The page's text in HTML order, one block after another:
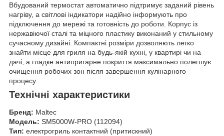
Вбудований термостат автоматично підтримує заданий рівень
нагріву, а світлові індикатори надійно інформують про
підключення до мережі та готовність до роботи. Корпус із
нержавіючої сталі та міцного пластику виконаний у стильному
сучасному дизайні. Компактні розміри дозволяють легко
знайти місце для гриля на будь-якій кухні, у квартирі чи на
дачі, а гладке антипригарне покриття максимально полегшує
очищення робочих зон після завершення кулінарного
процесу.
Технічні характеристики
Бренд: Maltec
Модель: SM5000W-PRO (112094)
Тип: електрогриль контактний (притискний)